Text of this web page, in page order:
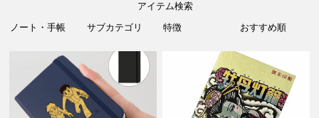
アイテム検索